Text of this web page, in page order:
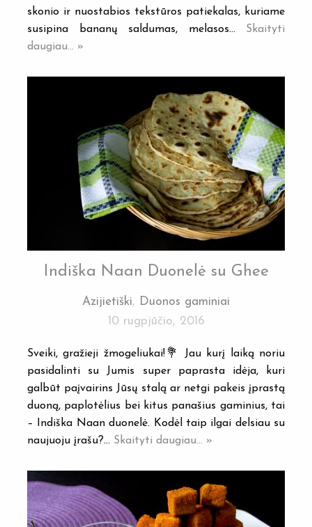
skonio ir nuostabios tekstūros patiekalas, kuriame
susipina bananų saldumas, melasos… Skaityti
daugiau... »
Indiška Naan Duonelė su Ghee
Azijietiški, Duonos gaminiai
10 rugpjūčio, 2016
Sveiki, gražieji žmogeliukai!💐 Jau kurį laiką noriu
pasidalinti su Jumis super paprasta idėja, kuri
galbūt paįvairins Jūsų stalą ar netgi pakeis įprastą
duoną, paplotėlius bei kitus panašius gaminius, tai
– Indiška Naan duonelė. Kodėl taip ilgai delsiau su
naujuoju įrašu?… Skaityti daugiau... »